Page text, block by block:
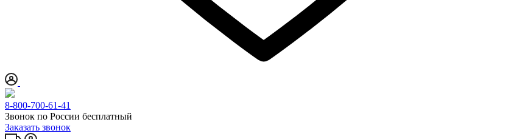
8-800-700-61-41
Звонок по России бесплатный
Заказать звонок